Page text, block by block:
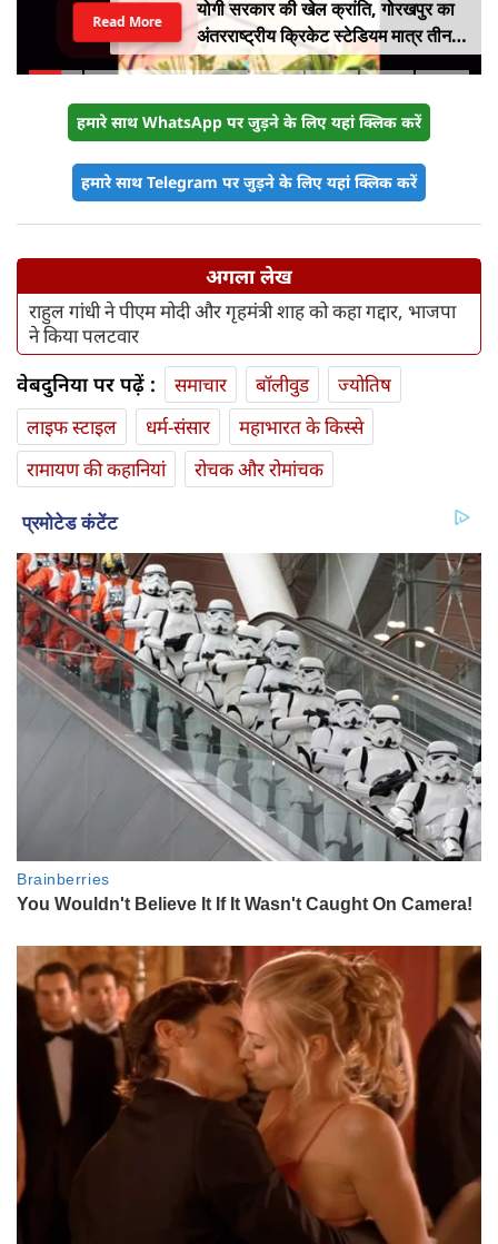
योगी सरकार की खेल क्रांति, गोरखपुर का
अंतरराष्ट्रीय क्रिकेट स्टेडियम मात्र तीन
महीने में लगभग 20% तैयार
Read More
हमारे साथ WhatsApp पर जुड़ने के लिए यहां क्लिक करें
हमारे साथ Telegram पर जुड़ने के लिए यहां क्लिक करें
अगला लेख
राहुल गांधी ने पीएम मोदी और गृहमंत्री शाह को कहा गद्दार, भाजपा
ने किया पलटवार
वेबदुनिया पर पढ़ें : समाचार बॉलीवुड
ज्योतिष
लाइफ स्‍टाइल
धर्म-संसार
महाभारत के किस्से
रामायण की कहानियां
रोचक और रोमांचक